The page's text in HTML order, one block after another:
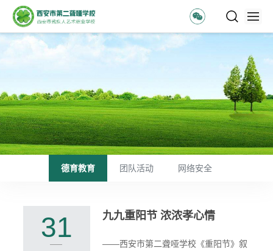
德育教育 团队活动 网络安全
31 九九重阳节 浓浓孝心情
——西安市第二聋哑学校《重阳节》叙